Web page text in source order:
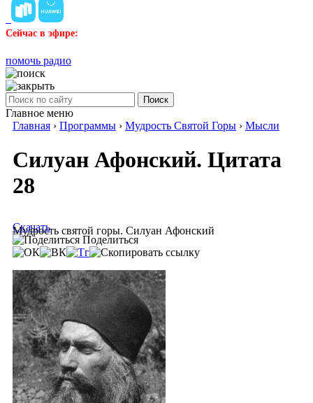
Сейчас в эфире:
помочь радио
Поиск
Главное меню
Главная › Программы › Мудрость Святой Горы › Мысли
Силуан Афонский. Цитата
28
Мудрость святой горы. Силуан Афонский
Скачать
Поделиться